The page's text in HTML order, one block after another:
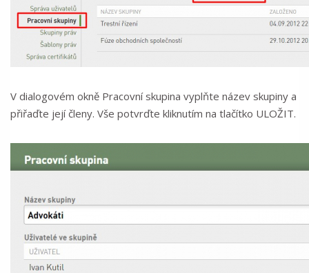
V dialogovém okně Pracovní skupina vyplňte název skupiny a
přiřaďte její členy. Vše potvrďte kliknutím na tlačítko ULOŽIT.